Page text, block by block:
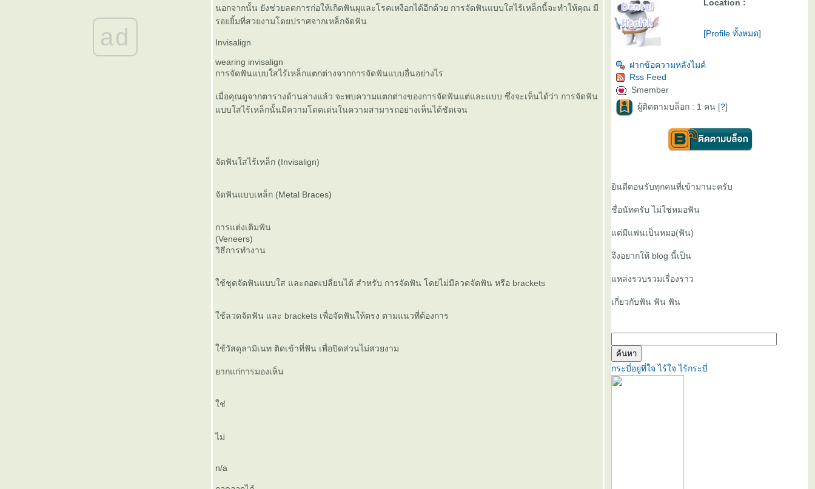
ฟอ ฟัน สะอาดจัง
เย้ๆ ผ่านไปกี่ขวบแว้วนิad
นอกจากนั้น ยังช่วยลดการก่อให้เกิดฟันผุและโรคเหงือกได้อีกด้วย การจัดฟันแบบใสไร้เหล็กนี้จะทำให้คุณ มี
รอยยิ้มที่สวยงามโดยปราศจากเหล็กจัดฟัน
Invisalign
wearing invisalign
การจัดฟันแบบใสไร้เหล็กแตกต่างจากการจัดฟันแบบอื่นอย่างไร
เมื่อคุณดูจากตารางด้านล่างแล้ว จะพบความแตกต่างของการจัดฟันแต่และแบบ ซึ่งจะเห็นได้ว่า การจัดฟัน
บบใสไร้เหล็กนั้นมีความโดดเด่นในความสามารถอย่างเห็นได้ชัดเจน
จัดฟันใสไร้เหล็ก (Invisalign)
จัดฟันแบบเหล็ก (Metal Braces)
การแต่งเติมฟัน
(Veneers)
วิธีการทำงาน
ช้ชุดจัดฟันแบบใส และถอดเปลี่ยนได้ สำหรับ การจัดฟัน โดยไม่มีลวดจัดฟัน หรือ brackets
ช้ลวดจัดฟัน และ brackets เพื่อจัดฟันให้ตรง ตามแนวที่ต้องการ
ช้วัสดุลามิเนท ติดเข้าที่ฟัน เพื่อปิดส่วนไม่สวยงาม
ากแก่การมองเห็น
ช่
ไม่
n/a
Location :
[Profile ทั้งหมด]
ฝากข้อความหลังไมค์
Rss Feed
Smember
ผู้ติดตามบล็อก : 1 คน [?]
ินดีตอนรับทุกคนที่เข้ามานะครับ
ชื่อนัทครับ ไม่ใช่หมอฟัน
ต่มีแฟนเป็นหมอ(ฟัน)
จึงอยากให้ blog นี้เป็น
หล่งรวบรวมเรื่องราว
เกี่ยวกับฟัน ฟัน ฟัน
กระบี่อยู่ที่ใจ ไร้ใจ ไร้กระบี่